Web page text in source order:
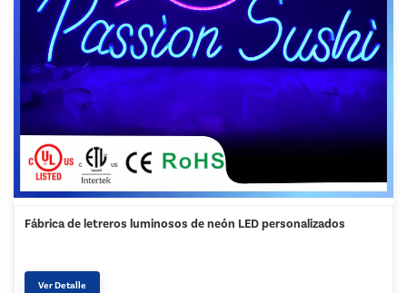
Fábrica de letreros luminosos de neón LED personalizados
Ver Detalle